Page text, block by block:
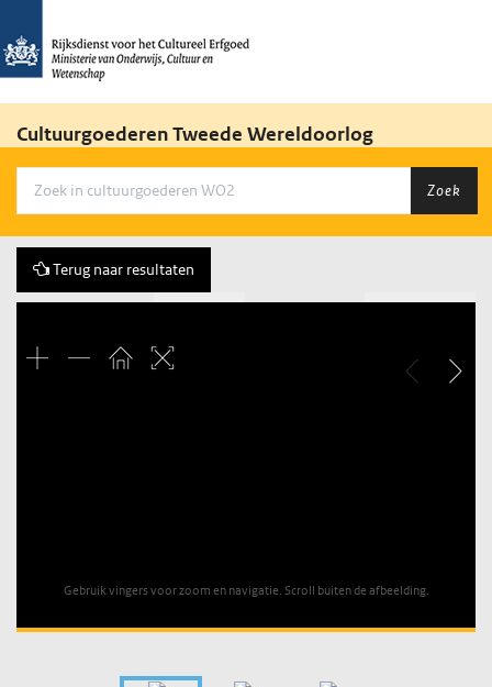
Cultuurgoederen Tweede Wereldoorlog
Zoek
Terug naar resultaten
Gebruik vingers voor zoom en navigatie. Scroll buiten de afbeelding.